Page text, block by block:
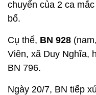
chuyển của 2 ca
bố.
Cụ thể, BN 928
Viên, xã Duy Nghĩa,
BN 796.
Ngày 20/7, BN tiếp